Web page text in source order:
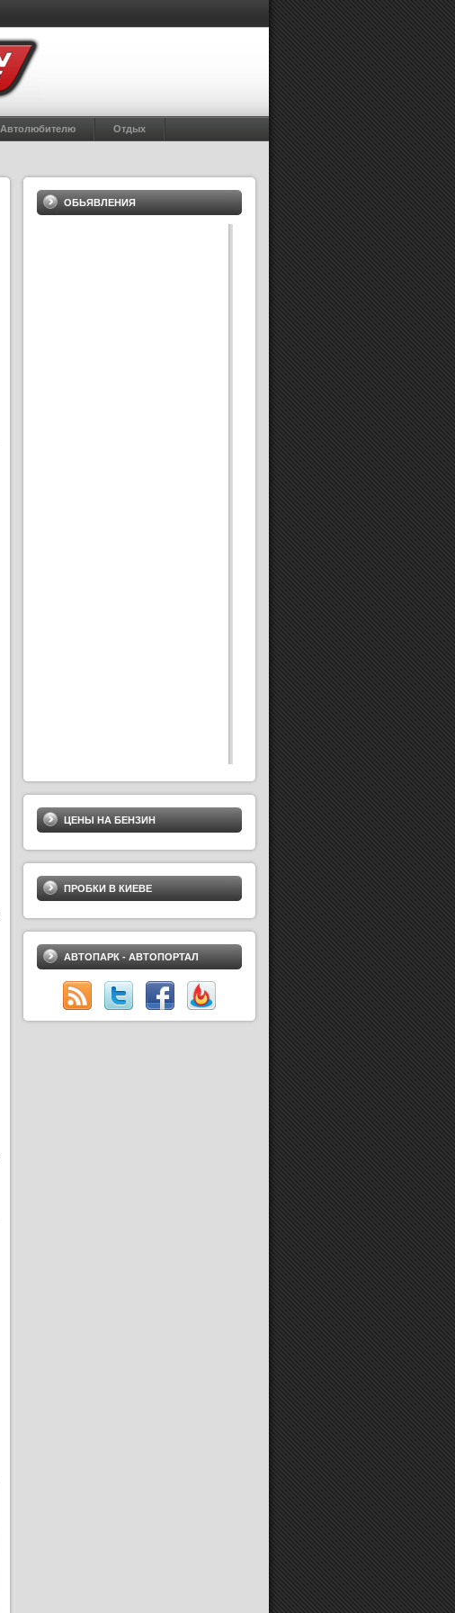
Автолюбителю Отдых
ОБЬЯВЛЕНИЯ
ЦЕНЫ НА БЕНЗИН
ПРОБКИ В КИЕВЕ
АВТОПАРК - АВТОПОРТАЛ